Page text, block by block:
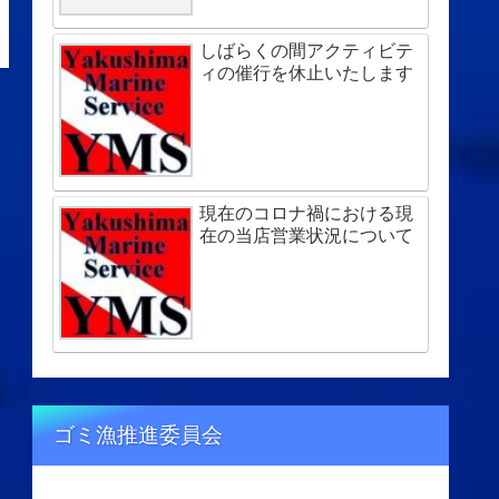
しばらくの間アクティビテ
ィの催行を休止いたします
現在のコロナ禍における現
在の当店営業状況について
ゴミ漁推進委員会